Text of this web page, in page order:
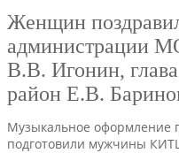
Женщин
администрации
В.В. Игонин,
район Е.В.
Музыкальное оформление
подготовили мужчины